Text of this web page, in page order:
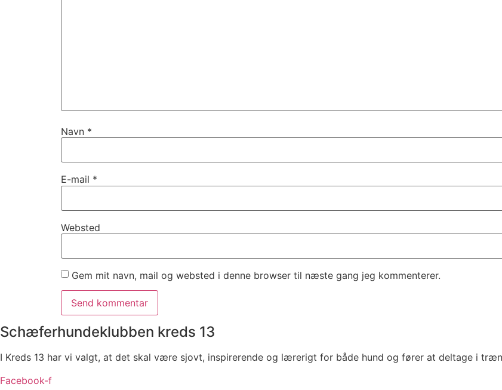
Navn *
E-mail *
Websted
Gem mit navn, mail og websted i denne browser til næste gang jeg kommenterer.
Schæferhundeklubben kreds 13
I Kreds 13 har vi valgt, at det skal være sjovt, inspirerende og lærerigt for både hund og fører at deltage i
Facebook-f